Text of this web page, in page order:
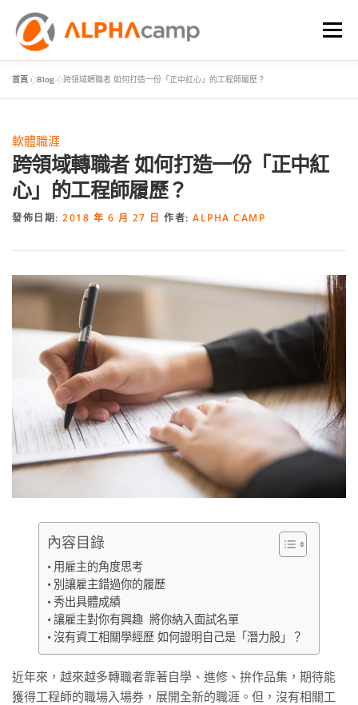
選單
FAQ
首頁 »Blog »跨領域轉職者 如何打造一份「正中紅心」的工程師履歷？
軟體職涯
跨領域轉職者 如何打造一份「正中紅
心」的工程師履歷？
發佈日期: 2018 年 6 月 27 日 作者: ALPHA CAMP
內容目錄
用雇主的角度思考‍
別讓雇主錯過你的履歷
秀出具體成績‍
讓雇主對你有興趣 將你納入面試名單
沒有資工相關學經歷 如何證明自己是「潛力股」？
近年來，越來越多轉職者靠著自學、進修、拚作品集，期待能
獲得工程師的職場入場券，展開全新的職涯。但，沒有相關工